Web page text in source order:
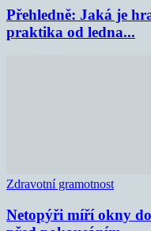
Přehledně: Jaká je
praktika od ledna...
Zdravotní gramotnost
Netopýři míří okny